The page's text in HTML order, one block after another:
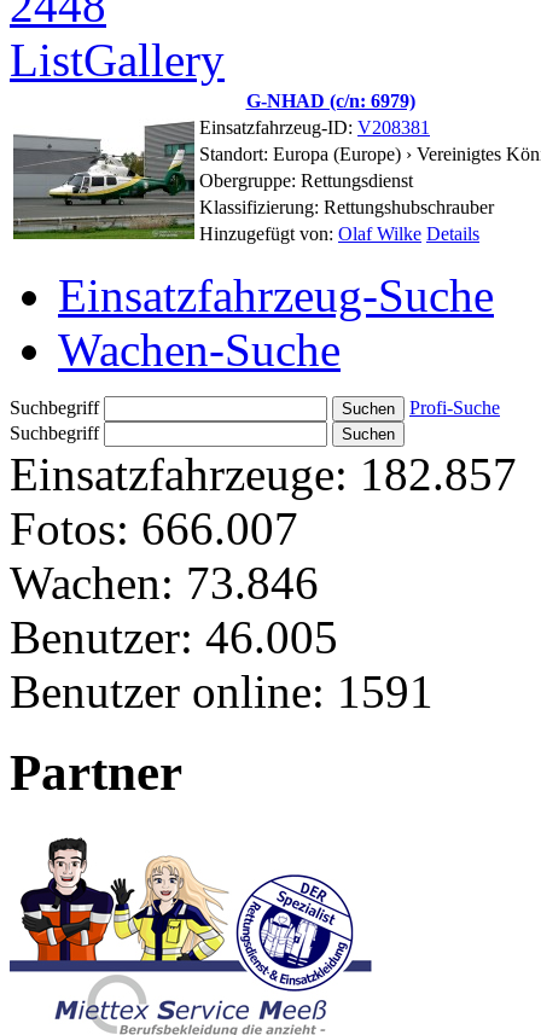
ListGallery
G-NHAD (c/n: 6979)
Einsatzfahrzeug-ID: V208381
Standort: Europa (Europe) › Vereinigtes
Obergruppe: Rettungsdienst
Klassifizierung: Rettungshubschrauber
Hinzugefügt von: Olaf Wilke Details
Einsatzfahrzeug-Suche
Wachen-Suche
Suchbegriff
Profi-Suche
Suchbegriff
Einsatzfahrzeuge: 182.857
Fotos: 666.007
Wachen: 73.846
Benutzer: 46.005
Benutzer online: 1591
Partner